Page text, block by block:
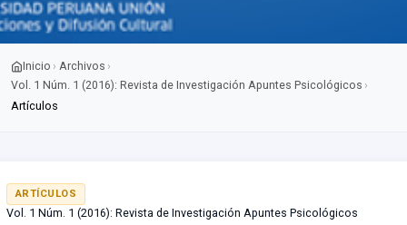
Inicio › Archivos ›
Vol. 1 Núm. 1 (2016): Revista de Investigación Apuntes Psicológicos ›
Artículos
ARTÍCULOS
Vol. 1 Núm. 1 (2016): Revista de Investigación Apuntes Psicológicos